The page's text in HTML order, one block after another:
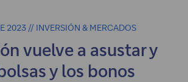
2023 // INVERSIÓN & MERCADOS
vuelve a asustar y
y los bonos